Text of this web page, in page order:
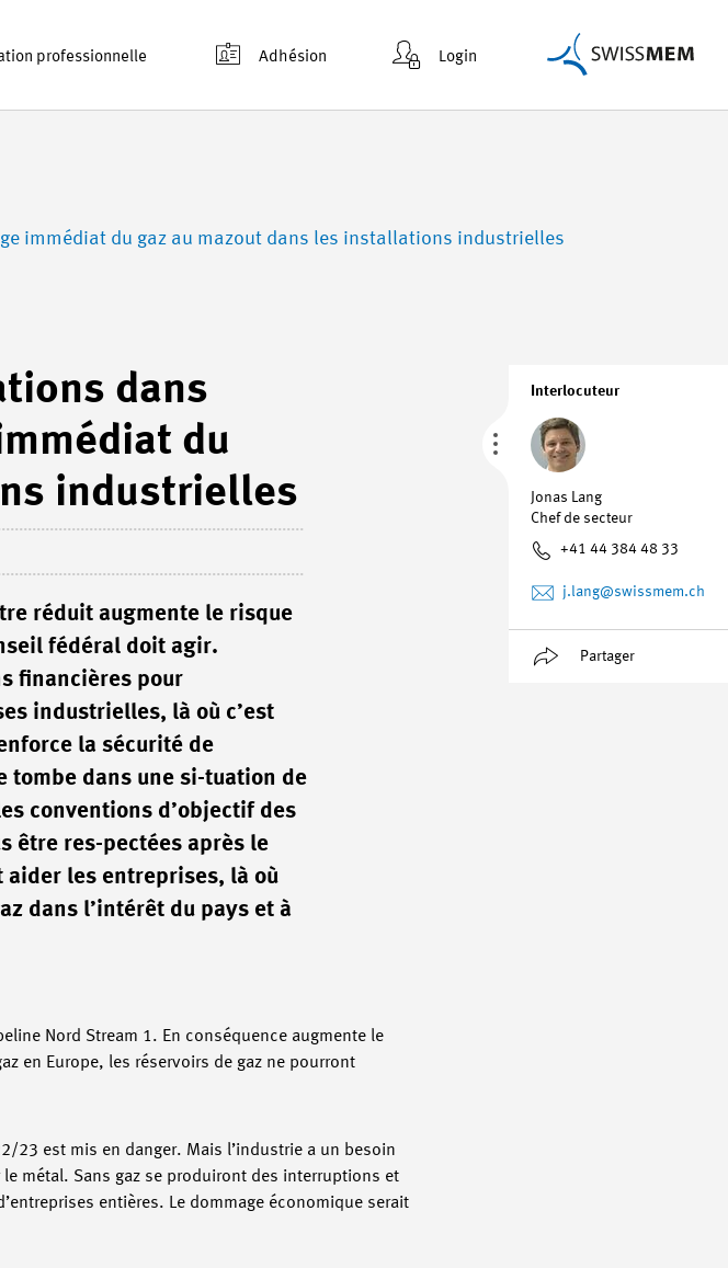
professionnelle Adhésion Login
immédiat du gaz au mazout dans les installations industrielles
Interlocuteur
Jonas Lang
Chef de secteur
+41 44 384 48 33
j.lang@swissmem.ch
Partager
dans
du
industrielles
réduit augmente le risque
fédéral doit agir.
financières pour
industrielles, là où c’est
la sécurité de
tombe dans une si-tuation de
conventions d’objectif des
être res-pectées après le
aider les entreprises, là où
dans l’intérêt du pays et à
Nord Stream 1. En conséquence augmente le
en Europe, les réservoirs de gaz ne pourront
23 est mis en danger. Mais l’industrie a un besoin
métal. Sans gaz se produiront des interruptions et
entières. Le dommage économique serait